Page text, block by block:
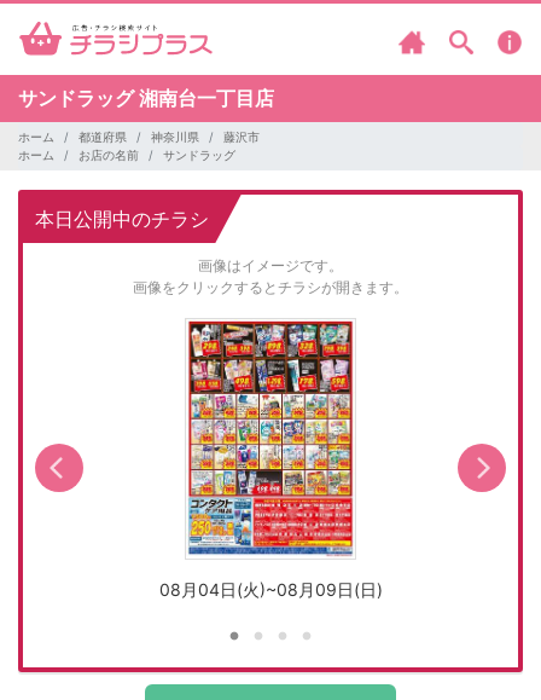
サンドラッグ湘南台一丁目店
ホーム 都道府県 神奈川県
藤沢市
ホーム
お店の名前 サンドラッグ
本日公開中のチラシ
画像はイメージです。
画像をクリックするとチラシが開きます。
08月04日(火)~08月09日(日)